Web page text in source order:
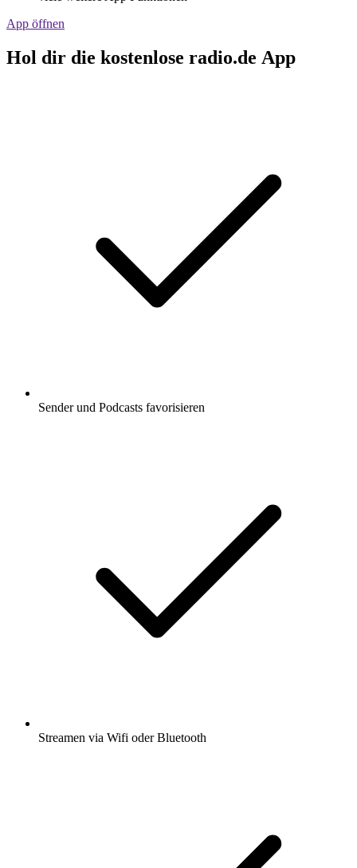
App öffnen
Hol dir die kostenlose radio.de App
Sender und Podcasts favorisieren
Streamen via Wifi oder Bluetooth